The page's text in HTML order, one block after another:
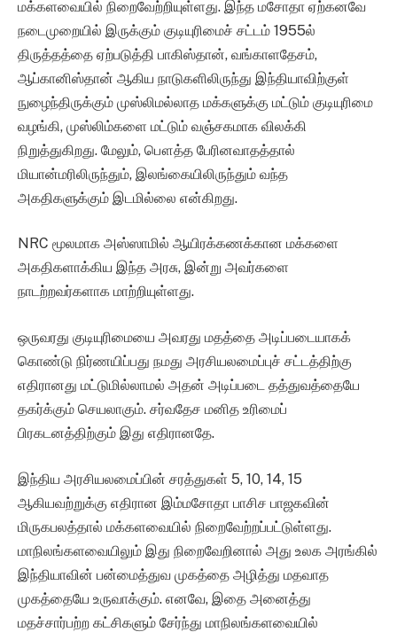
மக்களவையில் நிறைவேற்றியுள்ளது. இந்த மசோதா ஏற்கனவே
நடைமுறையில் இருக்கும் குடியுரிமைச் சட்டம் 1955ல்
திருத்தத்தை ஏற்படுத்தி பாகிஸ்தான், வங்காளதேசம்,
ஆப்கானிஸ்தான் ஆகிய நாடுகளிலிருந்து இந்தியாவிற்குள்
நுழைந்திருக்கும் முஸ்லிமல்லாத மக்களுக்கு மட்டும் குடியுரிமை
வழங்கி, முஸ்லிம்களை மட்டும் வஞ்சகமாக விலக்கி
நிறுத்துகிறது. மேலும், பௌத்த பேரினவாதத்தால்
மியான்மரிலிருந்தும், இலங்கையிலிருந்தும் வந்த
அகதிகளுக்கும் இடமில்லை என்கிறது.
NRC மூலமாக அஸ்ஸாமில் ஆயிரக்கணக்கான மக்களை
அகதிகளாக்கிய இந்த அரசு, இன்று அவர்களை
நாடற்றவர்களாக மாற்றியுள்ளது.
ஒருவரது குடியுரிமையை அவரது மதத்தை அடிப்படையாகக்
கொண்டு நிர்ணயிப்பது நமது அரசியலமைப்புச் சட்டத்திற்கு
எதிரானது மட்டுமில்லாமல் அதன் அடிப்படை தத்துவத்தையே
தகர்க்கும் செயலாகும். சர்வதேச மனித உரிமைப்
பிரகடனத்திற்கும் இது எதிரானதே.
இந்திய அரசியலமைப்பின் சரத்துகள் 5, 10, 14, 15
ஆகியவற்றுக்கு எதிரான இம்மசோதா பாசிச பாஜகவின்
மிருகபலத்தால் மக்களவையில் நிறைவேற்றப்பட்டுள்ளது.
மாநிலங்களவையிலும் இது நிறைவேறினால் அது உலக அரங்கில்
இந்தியாவின் பன்மைத்துவ முகத்தை அழித்து மதவாத
முகத்தையே உருவாக்கும். எனவே, இதை அனைத்து
மதச்சார்பற்ற கட்சிகளும் சேர்ந்து மாநிலங்களவையில்